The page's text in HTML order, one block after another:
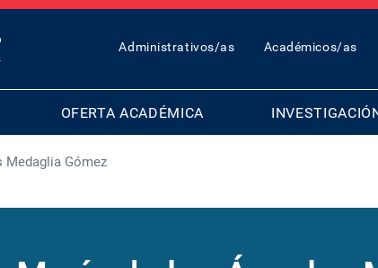
TOP
MENU
Administrativos/as Académicos/as
OFERTA ACADÉMICA
Medaglia Gómez